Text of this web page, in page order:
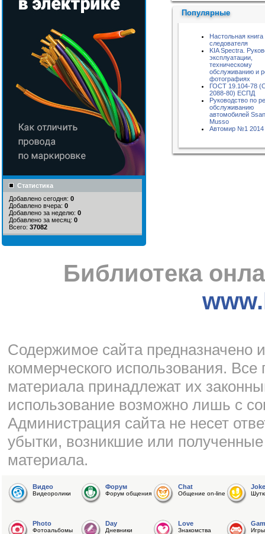
Статистика
Добавлено сегодня: 0
Добавлено вчера: 0
Добавлено за неделю: 0
Добавлено за месяц: 0
Всего: 37082
Популярные
Настольная
следователя
KIA Spectra.
эксплуатации,
техническому
обслуживанию и
фотографиях
ГОСТ 19.104-78
2088-80) ЕСПД
Руководство по
обслуживанию
автомобилей
Musso
Автомир №1 2014
Библиотека
Cодержимое сайта предназначено
коммерческого использования.
материала принадлежат их
использование возможно лишь с
Администрация сайта не несет
убытки, возникшие или
материала.
Видео
Видеоролики
Форум
Форум общения
Chat
Общение on-line
Joke
Photo
Фотоальбомы
Day
Дневники
Love
Знакомства Игры